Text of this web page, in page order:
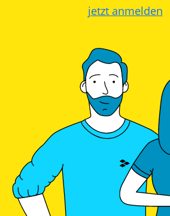
jetzt anmelden